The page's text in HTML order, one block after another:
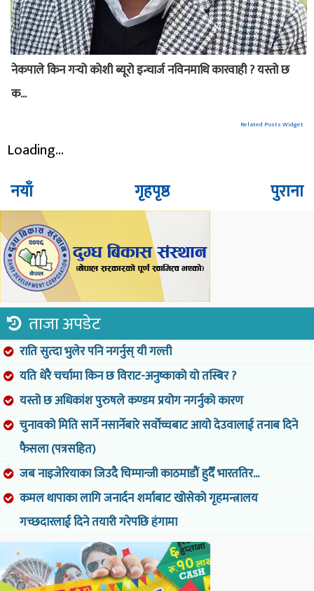
नेकपाले किन गर्‍यो काेशी ब्यूरो इन्चार्ज नविनमाथि कारवाही ? यस्तो छ
क...
Related Posts Widget
Loading...
नयाँ पुराना
गृहपृष्ठ
ताजा अपडेट
राति सुत्दा भुलेर पनि नगर्नुस् यी गल्ती
यति धेरै चर्चामा किन छ विराट-अनुष्काको यो तस्बिर ?
यस्तो छ अधिकांश पुरुषले कण्डम प्रयोग नगर्नुको कारण
चुनावको मिति सार्ने नसार्नेबारे सर्वोच्चबाट आयो देउवालाई तनाब दिने
फैसला (पत्रसहित)
जब नाइजेरियाका जिउदै चिम्पान्जी काठमाडौं हुदैँ भारततिर...
कमल थापाका लागि जनार्दन शर्माबाट खोसेको गृहमन्त्रालय
गच्छदारलाई दिने तयारी गरेपछि हंगामा